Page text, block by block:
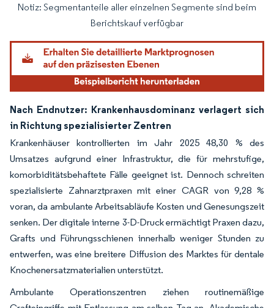
Bild © Mordor Intelligence. Wiederverwendung erfordert Namensnennung
Notiz: Segmentanteile aller einzelnen Segmente sind beim
Berichtskauf verfügbar
Nach Endnutzer: Krankenhausdominanz verlagert sich
in Richtung spezialisierter Zentren
Krankenhäuser kontrollierten im Jahr 2025 48,30 % des
Umsatzes aufgrund einer Infrastruktur, die für mehrstufige,
komorbiditätsbehaftete Fälle geeignet ist. Dennoch schreiten
spezialisierte Zahnarztpraxen mit einer CAGR von 9,28 %
voran, da ambulante Arbeitsabläufe Kosten und Genesungszeit
senken. Der digitale interne 3-D-Druck ermächtigt Praxen dazu,
Grafts und Führungsschienen innerhalb weniger Stunden zu
entwerfen, was eine breitere Diffusion des Marktes für dentale
Knochenersatzmaterialien unterstützt.
Ambulante Operationszentren ziehen routinemäßige